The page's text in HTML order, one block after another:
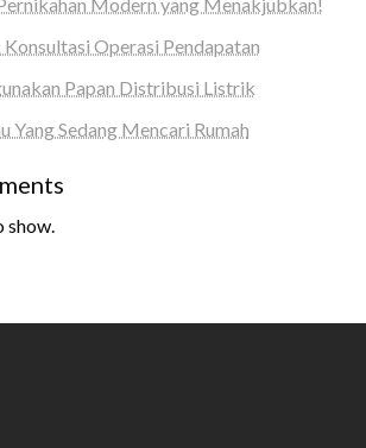
Operasi Pendapatan
Papan Distribusi Listrik
Yang Sedang Mencari Rumah
show.